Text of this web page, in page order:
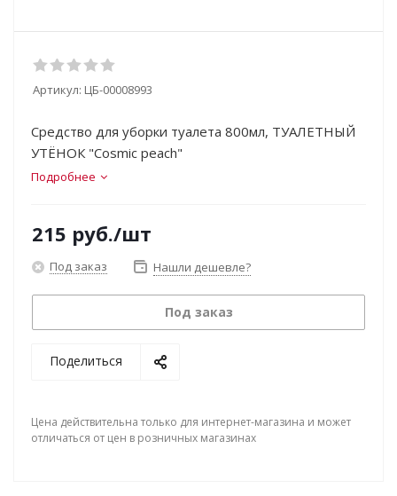
Артикул: ЦБ-00008993
Средство для уборки туалета 800мл, ТУАЛЕТНЫЙ
УТЁНОК "Cosmic peach"
Подробнее
215 руб./шт
Под заказ Нашли дешевле?
Под заказ
Поделиться
Цена действительна только для интернет-магазина и может
отличаться от цен в розничных магазинах